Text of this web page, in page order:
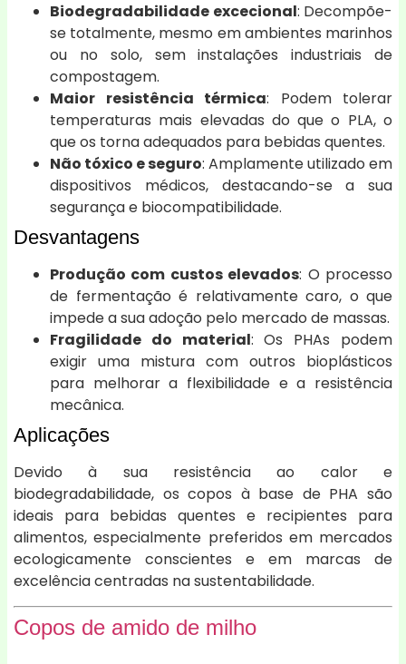
Biodegradabilidade excecional: Decompõe-
se totalmente, mesmo em ambientes marinhos
ou no solo, sem instalações industriais de
compostagem.
Maior resistência térmica: Podem tolerar
temperaturas mais elevadas do que o PLA, o
que os torna adequados para bebidas quentes.
Não tóxico e seguro: Amplamente utilizado em
dispositivos médicos, destacando-se a sua
segurança e biocompatibilidade.
Desvantagens
Produção com custos elevados: O processo
de fermentação é relativamente caro, o que
impede a sua adoção pelo mercado de massas.
Fragilidade do material: Os PHAs podem
exigir uma mistura com outros bioplásticos
para melhorar a flexibilidade e a resistência
mecânica.
Aplicações
Devido à sua resistência ao calor e
biodegradabilidade, os copos à base de PHA são
ideais para bebidas quentes e recipientes para
alimentos, especialmente preferidos em mercados
ecologicamente conscientes e em marcas de
excelência centradas na sustentabilidade.
Copos de amido de milho